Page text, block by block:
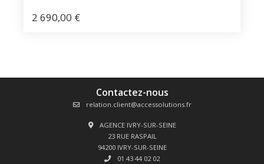
2 690,00 €
Contactez-nous
relation.client@accessolutions.fr
AGENCE IVRY-SUR-SEINE
23 RUE RASPAIL
94200 IVRY-SUR-SEINE
01 43 44 02 02